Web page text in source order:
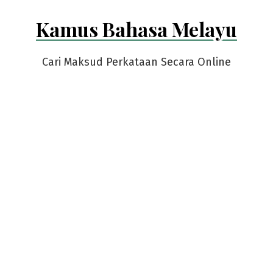
Kamus Bahasa Melayu
Cari Maksud Perkataan Secara Online